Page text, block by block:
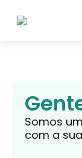
Somos
com a